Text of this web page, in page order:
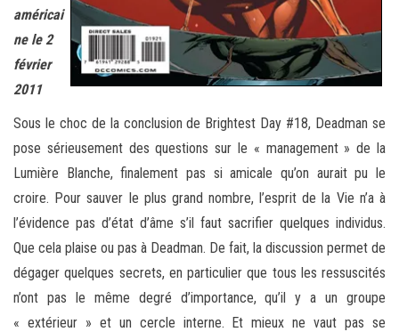
américai
ne le 2
février
2011
Sous le choc de la conclusion de Brightest Day #18, Deadman se
pose sérieusement des questions sur le « management » de la
Lumière Blanche, finalement pas si amicale qu’on aurait pu le
croire. Pour sauver le plus grand nombre, l’esprit de la Vie n’a à
l’évidence pas d’état d’âme s’il faut sacrifier quelques individus.
Que cela plaise ou pas à Deadman. De fait, la discussion permet de
dégager quelques secrets, en particulier que tous les ressuscités
n’ont pas le même degré d’importance, qu’il y a un groupe
« extérieur » et un cercle interne. Et mieux ne vaut pas se